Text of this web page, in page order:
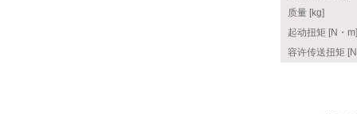
质量 [kg]
起动扭矩 [N・
容许传送扭矩